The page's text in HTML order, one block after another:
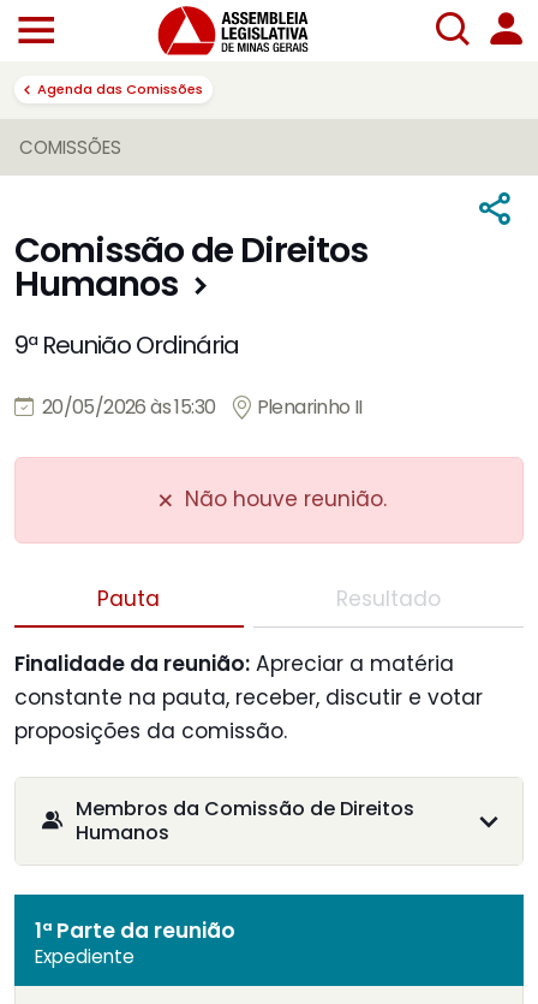
Agenda das Comissões
COMISSÕES
Comissão de Direitos
Humanos
9ª Reunião Ordinária
20/05/2026 às 15:30 Plenarinho II
Não houve reunião.
Pauta Resultado
Finalidade da reunião: Apreciar a matéria
constante na pauta, receber, discutir e votar
proposições da comissão.
Membros da Comissão de Direitos
Humanos
1ª Parte da reunião
Expediente